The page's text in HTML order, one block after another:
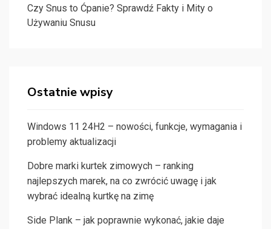
Czy Snus to Ćpanie? Sprawdź Fakty i Mity o
Używaniu Snusu
Ostatnie wpisy
Windows 11 24H2 – nowości, funkcje, wymagania i
problemy aktualizacji
Dobre marki kurtek zimowych – ranking
najlepszych marek, na co zwrócić uwagę i jak
wybrać idealną kurtkę na zimę
Side Plank – jak poprawnie wykonać, jakie daje